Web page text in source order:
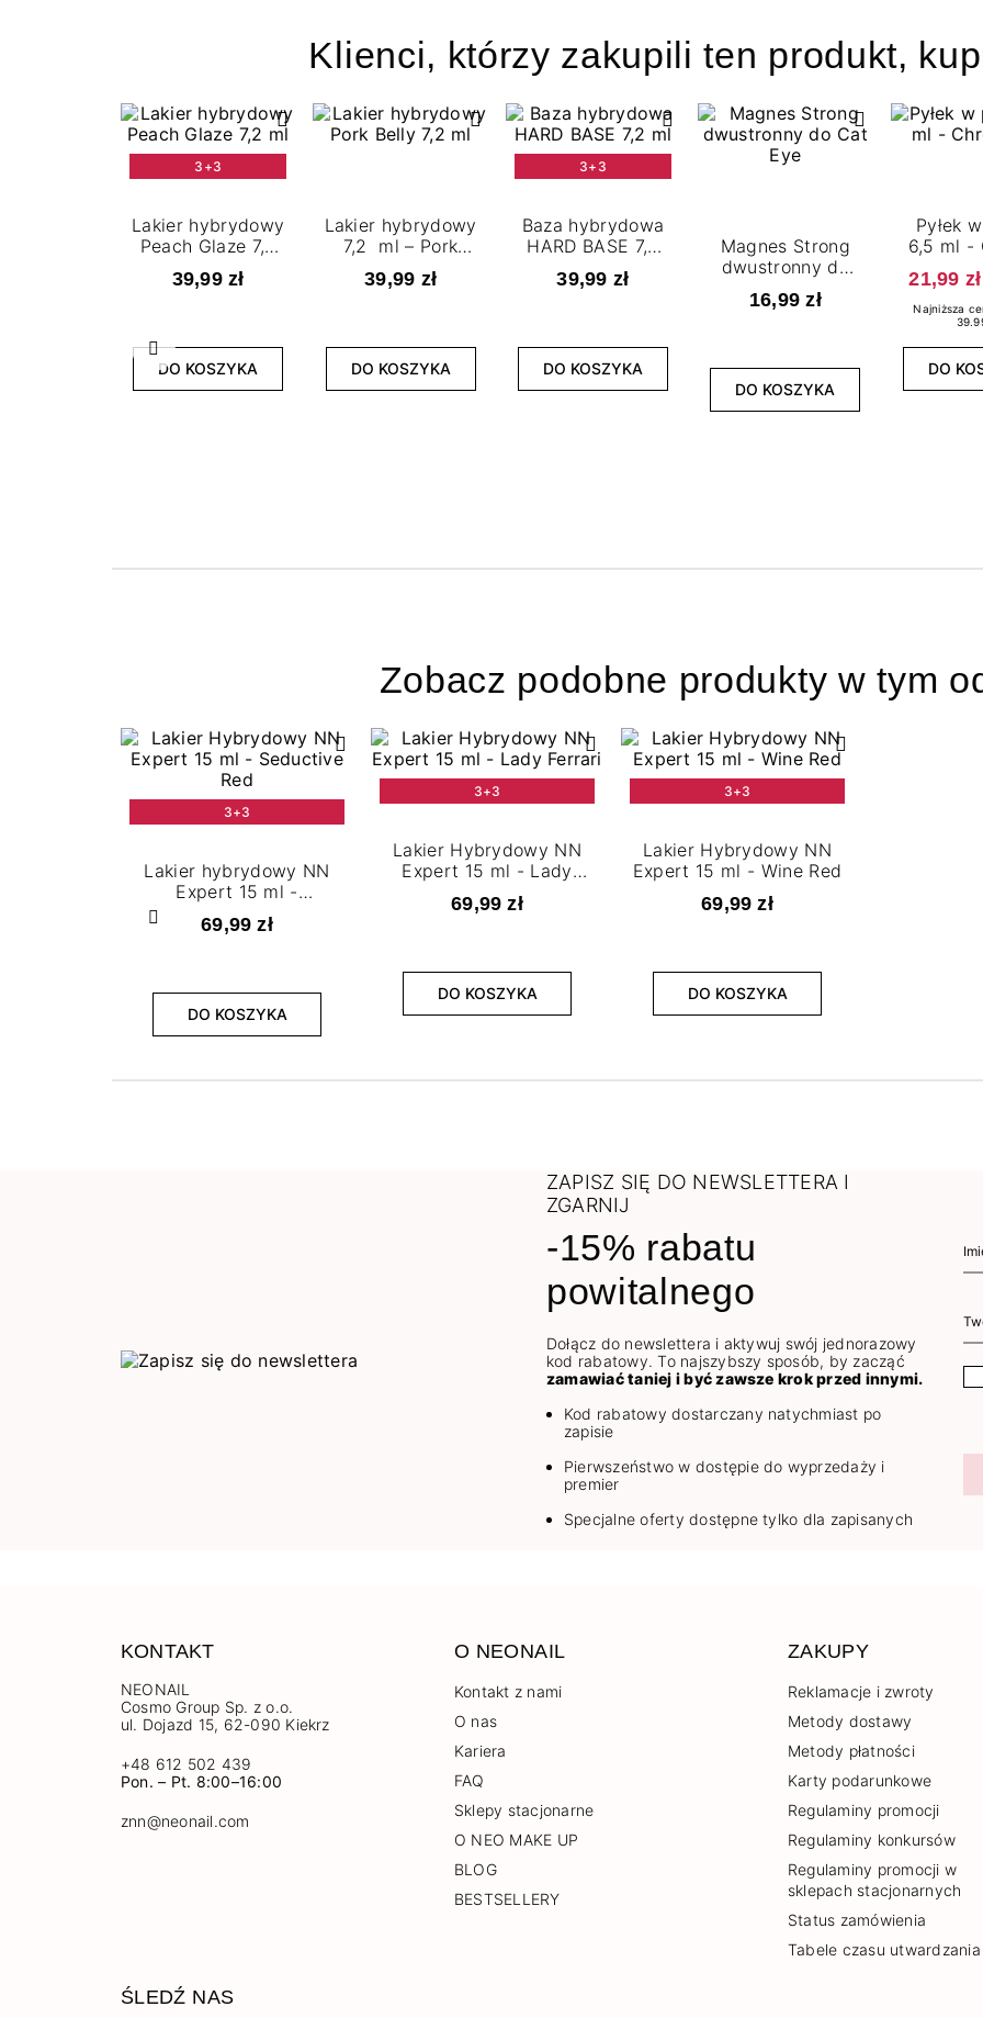
Klienci, którzy zakupili ten produkt,
Poprzedni
3+3
Lakier hybrydowy
Peach Glaze 7,2
39,99 zł
DO KOSZYKA
Lakier hybrydowy
7,2 ml – Pork
39,99 zł
DO KOSZYKA
3+3
Baza hybrydowa
HARD BASE 7,2
39,99 zł
DO KOSZYKA
Magnes Strong
dwustronny do
Cat Eye
16,99 zł
DO KOSZYKA
Pyłek
6,5 ml -
Liquid
ml -
21,99 zł
Najniższa
DO
Zobacz podobne produkty w tym
Poprzedni
3+3
Lakier hybrydowy NN
Expert 15 ml -
Seductive Red
69,99 zł
DO KOSZYKA
3+3
Lakier Hybrydowy NN
Expert 15 ml - Lady
69,99 zł
DO KOSZYKA
3+3
Lakier Hybrydowy NN
Expert 15 ml - Wine Red
69,99 zł
DO KOSZYKA
ZAPISZ SIĘ DO NEWSLETTERA I
ZGARNIJ
-15% rabatu
powitalnego
Dołącz do newslettera i aktywuj swój jednorazowy
kod rabatowy. To najszybszy sposób, by zacząć
zamawiać taniej i być zawsze krok przed innymi.
Kod rabatowy dostarczany natychmiast po
zapisie
Pierwszeństwo w dostępie do wyprzedaży i
premier
Specjalne oferty dostępne tylko dla zapisanych
KONTAKT
NEONAIL
Cosmo Group Sp. z o.o.
ul. Dojazd 15, 62-090 Kiekrz
+48 612 502 439
Pon. – Pt. 8:00–16:00
znn@neonail.com
O NEONAIL
Kontakt z nami
O nas
Kariera
FAQ
Sklepy stacjonarne
O NEO MAKE UP
BLOG
BESTSELLERY
ZAKUPY
Reklamacje i zwroty
Metody dostawy
Metody płatności
Karty podarunkowe
Regulaminy promocji
Regulaminy konkursów
Regulaminy promocji w
sklepach stacjonarnych
Status zamówienia
Tabele czasu utwardzania
ŚLEDŹ NAS